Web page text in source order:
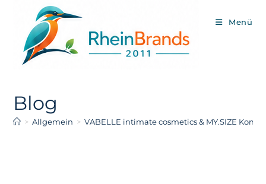
springen
Menü
Blog
> Allgemein > VABELLE intimate cosmetics & MY.SIZE